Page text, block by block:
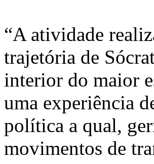
“A atividade
trajetória de
interior do maior
uma experiência
política a qual,
movimentos de